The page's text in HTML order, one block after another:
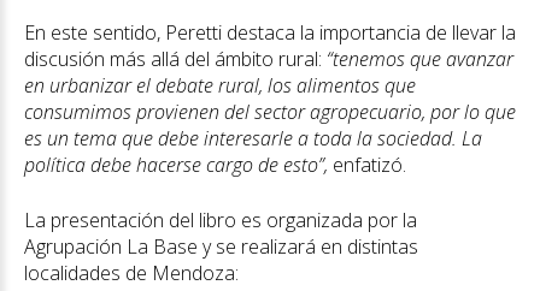
En este sentido, Peretti destaca la importancia de llevar la
discusión más allá del ámbito rural: “tenemos que avanzar
en urbanizar el debate rural, los alimentos que
consumimos provienen del sector agropecuario, por lo que
es un tema que debe interesarle a toda la sociedad. La
política debe hacerse cargo de esto”, enfatizó.
La presentación del libro es organizada por la
Agrupación La Base y se realizará en distintas
localidades de Mendoza: